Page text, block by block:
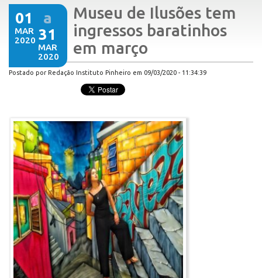
01
MAR
2020
a
31
MAR
2020
Museu de Ilusões tem
ingressos baratinhos
em março
Postado por Redação Instituto Pinheiro em 09/03/2020 - 11:34:39